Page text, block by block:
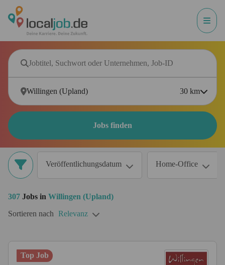
30 km
Jobs finden
Veröffentlichungsdatum Home-Office
307 Jobs in Willingen (Upland)
Sortieren nach Relevanz
Top Job